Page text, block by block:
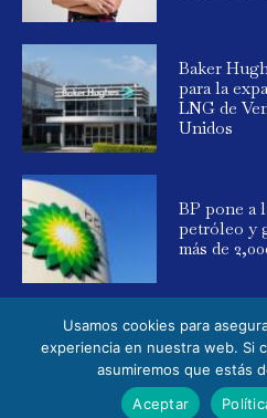
Baker
para la
LNG de
Unidos
BP pone a
petróleo y
más de
© 2025 Global Energy. Todos los
Elemental
Usamos cookies para
experiencia en nuestra web. Si
asumiremos que estás
Aceptar